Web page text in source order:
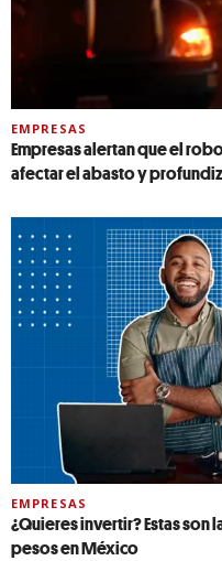
EMPRESAS
Empresas alertan que el
afectar el abasto y
EMPRESAS
¿Quieres invertir? Estas son
pesos en México